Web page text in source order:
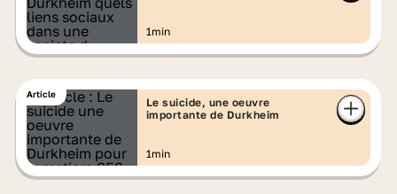
1min
Article
Le suicide, une oeuvre
importante de Durkheim
1min